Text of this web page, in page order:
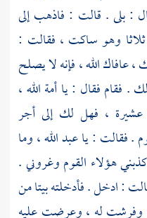
: بلى . قالت : فاذهب إلى
وهو ساكت ، فقالت :
، عافاك الله ، فإنه لا يصلح
فقام فقال : يا أمة الله ،
عشيرة ، فهل لك إلى أجر
. فقالت : ياعبد الله، وما
هؤلاء القوم وغروني .
: ادخل . فأدخلته بيتا من
، وفرشت له ، وعرضت عليه